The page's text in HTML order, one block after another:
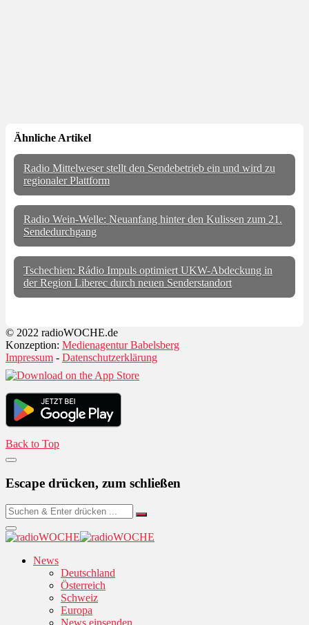
Ähnliche Artikel
Radio Mittelweser stellt den Sendebetrieb ein und wird zu
regionaler Plattform
Radio Wein-Welle: Neuanfang hinter den Kulissen zum 21.
Sendedurchgang
Tschechien: Rádio Impuls optimiert UKW-Abdeckung in
der Region Liberec durch neuen Senderstandort
© 2022 radioWOCHE.de
Konzeption: Medienagentur Babelsberg
Impressum - Datenschutzerklärung
Back to Top
Escape drücken, zum schließen
News
Deutschland
Österreich
Schweiz
Europa
News einsenden